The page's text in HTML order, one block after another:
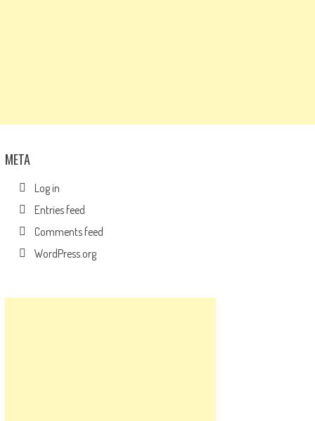
META
Log in
Entries feed
Comments feed
WordPress.org